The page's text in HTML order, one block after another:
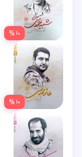
۱۰ %
۱۰ %